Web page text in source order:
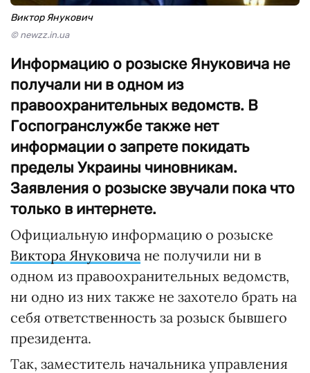
Виктор Янукович
© newzz.in.ua
Информацию о розыске Януковича не
получали ни в одном из
правоохранительных ведомств. В
Госпогранслужбе также нет
информации о запрете покидать
пределы Украины чиновникам.
Заявления о розыске звучали пока что
только в интернете.
Официальную информацию о розыске
Виктора Януковича не получили ни в
одном из правоохранительных ведомств,
ни одно из них также не захотело брать на
себя ответственность за розыск бывшего
президента.
Так, заместитель начальника управления